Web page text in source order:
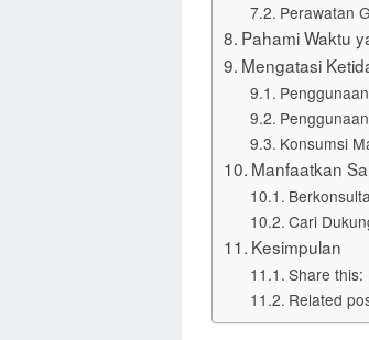
Perawatan
Pahami Waktu
Mengatasi
Konsumsi
Manfaatkan
Cari
Kesimpulan
Share this:
Related